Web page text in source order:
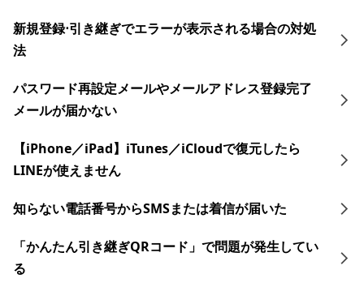
新規登録⋅引き継ぎでエラーが表示される場合の対処
法
パスワード再設定メールやメールアドレス登録完了
メールが届かない
【iPhone／iPad】iTunes／iCloudで復元したら
LINEが使えません
知らない電話番号からSMSまたは着信が届いた
「かんたん引き継ぎQRコード」で問題が発生してい
る